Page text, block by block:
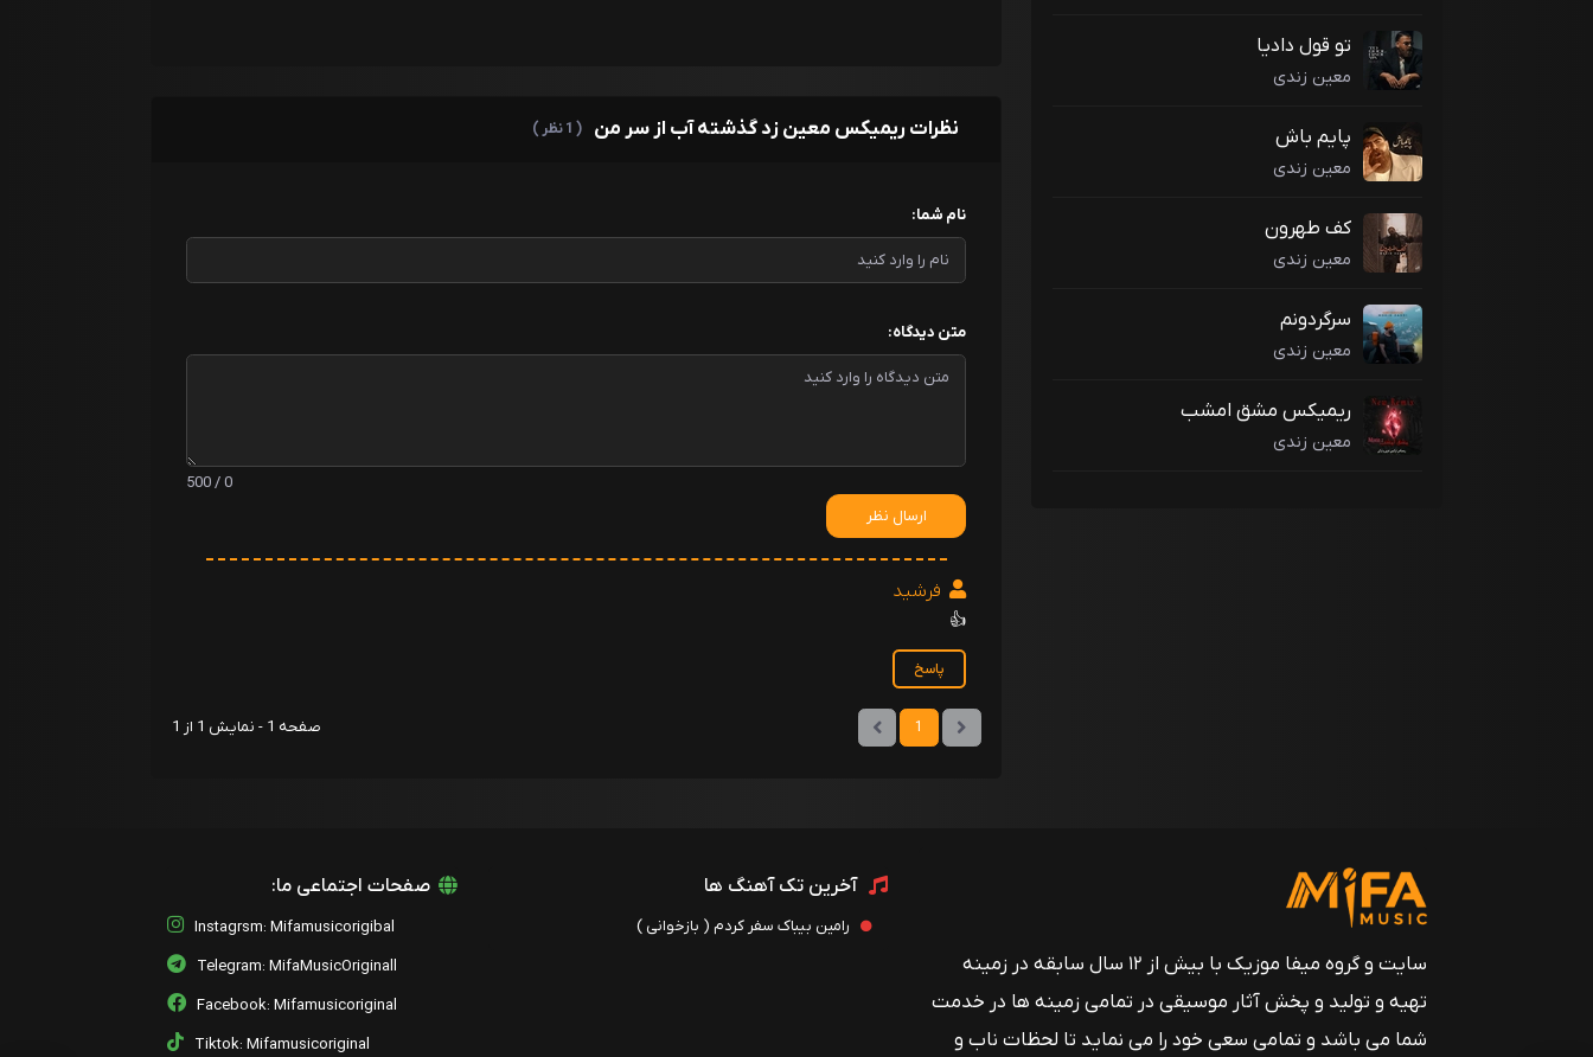
تو قول دادیا
معین زندی
پایم باش
معین زندی
کف طهرون
معین زندی
سرگردونم
معین زندی
ریمیکس مشق امشب
معین زندی
نظرات ریمیکس معین زد گذشته آب از سر من ( 1 نظر )
نام شما:
متن دیدگاه:
0 / 500
ارسال نظر
فرشید
👍
پاسخ
1 صفحه 1 - نمایش 1 از 1
سایت و گروه میفا موزیک با بیش از ۱۲ سال سابقه در زمینه
تهیه و تولید و پخش آثار موسیقی در تمامی زمینه ها در خدمت
شما می باشد و تمامی سعی خود را می نماید تا لحظات ناب و
آخرین تک آهنگ ها
رامین بیباک سفر کردم ( بازخوانی )
صفحات اجتماعی ما:
Instagrsm: Mifamusicorigibal
Telegram: MifaMusicOriginall
Facebook: Mifamusicoriginal
Tiktok: Mifamusicoriginal